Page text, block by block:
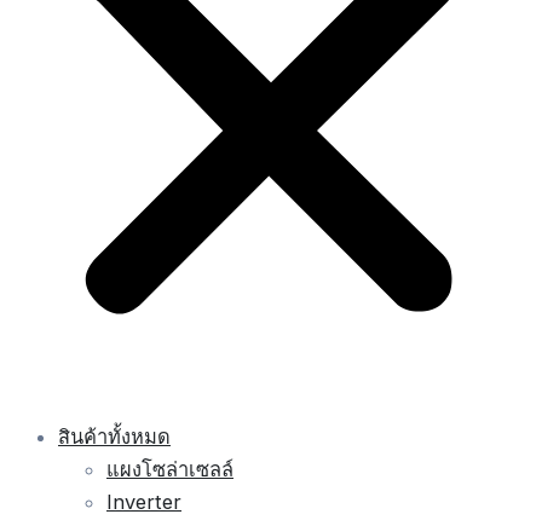
สินค้าทั้งหมด
แผงโซล่าเซลล์
Inverter